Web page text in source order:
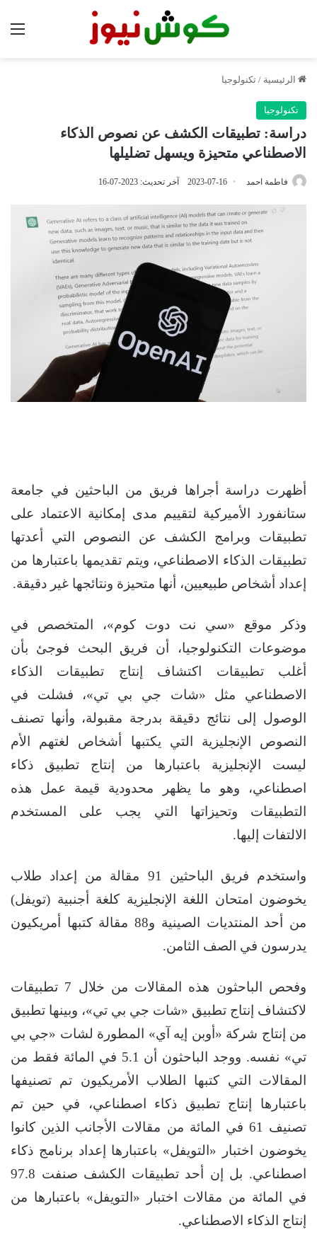
الرئيسية / تكنولوجيا
تكنولوجيا
دراسة: تطبيقات الكشف عن نصوص الذكاء
الاصطناعي متحيزة ويسهل تضليلها
فاطمة احمد 2023-07-16 آخر تحديث: 2023-07-16
أظهرت دراسة أجراها فريق من الباحثين في جامعة
ستانفورد الأميركية لتقييم مدى إمكانية الاعتماد على
تطبيقات وبرامج الكشف عن النصوص التي أعدتها
تطبيقات الذكاء الاصطناعي، ويتم تقديمها باعتبارها من
إعداد أشخاص طبيعيين، أنها متحيزة ونتائجها غير دقيقة.
وذكر موقع «سي نت دوت كوم»، المتخصص في
موضوعات التكنولوجيا، أن فريق البحث فوجئ بأن
أغلب تطبيقات اكتشاف إنتاج تطبيقات الذكاء
الاصطناعي مثل «شات جي بي تي»، فشلت في
الوصول إلى نتائج دقيقة بدرجة مقبولة، وأنها تصنف
النصوص الإنجليزية التي يكتبها أشخاص لغتهم الأم
ليست الإنجليزية باعتبارها من إنتاج تطبيق ذكاء
اصطناعي، وهو ما يظهر محدودية قيمة عمل هذه
التطبيقات وتحيزاتها التي يجب على المستخدم
الالتفات إليها.
واستخدم فريق الباحثين 91 مقالة من إعداد طلاب
يخوضون امتحان اللغة الإنجليزية كلغة أجنبية (تويفل)
من أحد المنتديات الصينية و88 مقالة كتبها أمريكيون
يدرسون في الصف الثامن.
وفحص الباحثون هذه المقالات من خلال 7 تطبيقات
لاكتشاف إنتاج تطبيق «شات جي بي تي»، وبينها تطبيق
من إنتاج شركة «أوبن إيه آي» المطورة لشات «جي بي
تي» نفسه. ووجد الباحثون أن 5.1 في المائة فقط من
المقالات التي كتبها الطلاب الأمريكيون تم تصنيفها
باعتبارها إنتاج تطبيق ذكاء اصطناعي، في حين تم
تصنيف 61 في المائة من مقالات الأجانب الذين كانوا
يخوضون اختبار «التويفل» باعتبارها إعداد برنامج ذكاء
اصطناعي. بل إن أحد تطبيقات الكشف صنفت 97.8
في المائة من مقالات اختبار «التويفل» باعتبارها من
إنتاج الذكاء الاصطناعي.